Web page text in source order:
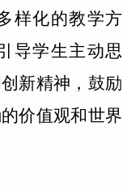
样化的教学方
导学生主动思
新精神，鼓励
价值观和世界